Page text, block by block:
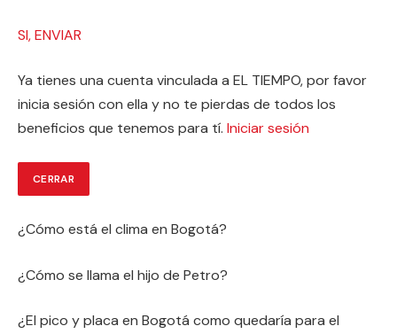
SI, ENVIAR
Ya tienes una cuenta vinculada a EL TIEMPO, por favor
inicia sesión con ella y no te pierdas de todos los
beneficios que tenemos para tí. Iniciar sesión
CERRAR
¿Cómo está el clima en Bogotá?
¿Cómo se llama el hijo de Petro?
¿El pico y placa en Bogotá como quedaría para el